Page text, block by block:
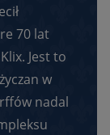
70 lat
Jest to
w
nadal